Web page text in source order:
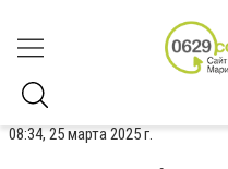
08:34, 25 марта 2025 г.